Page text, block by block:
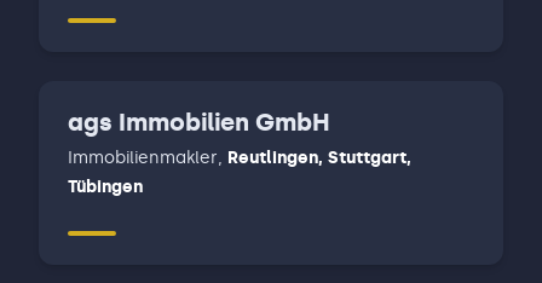
ags Immobilien GmbH
Immobilienmakler, Reutlingen, Stuttgart,
Tübingen